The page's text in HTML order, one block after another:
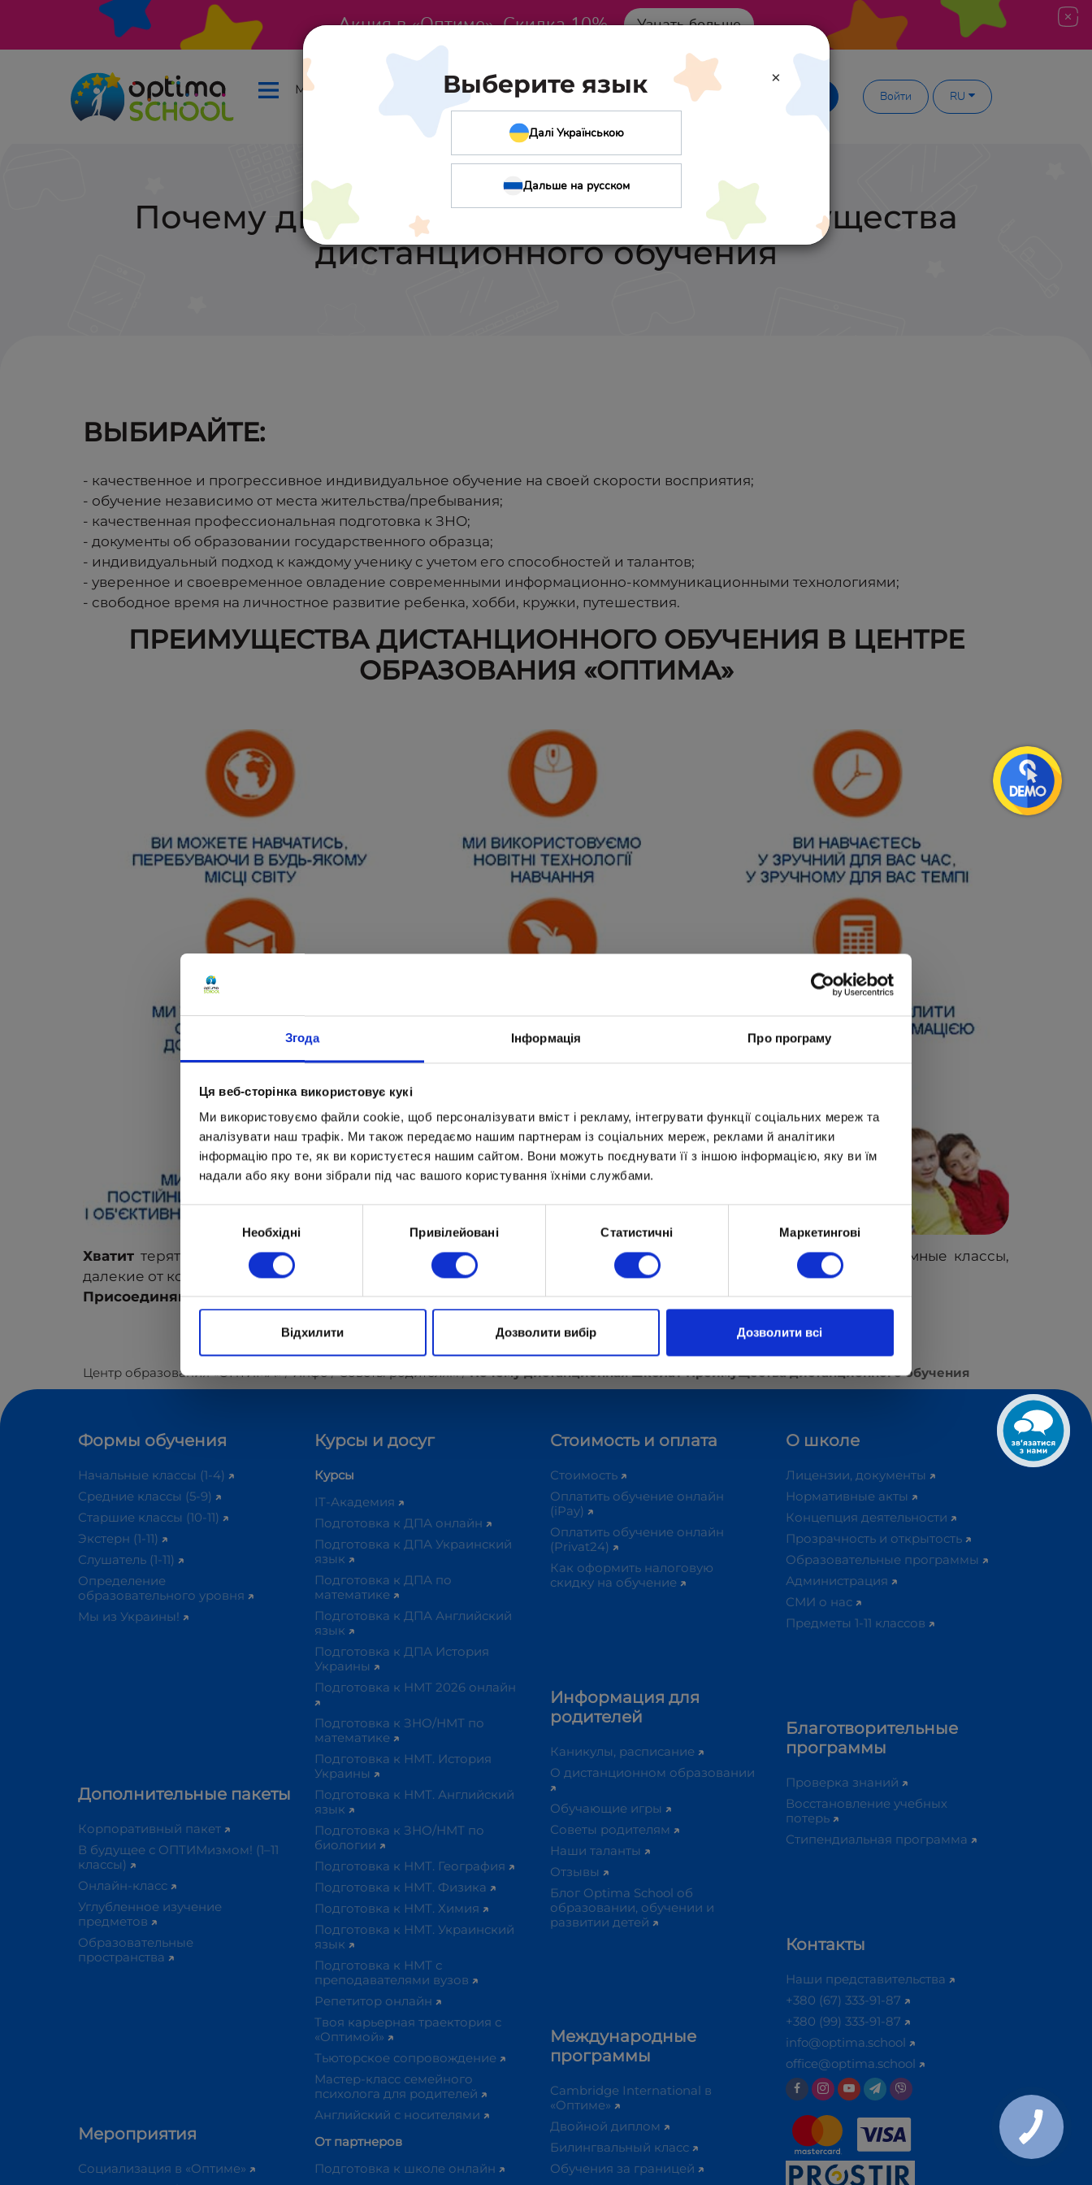
Згода Інформація Про програму
Ця веб-сторінка використовує кукі
Ми використовуємо файли cookie, щоб персоналізувати вміст і рекламу, інтегрувати функції соціальних мереж та
аналізувати наш трафік. Ми також передаємо нашим партнерам із соціальних мереж, реклами й аналітики
інформацію про те, як ви користуєтеся нашим сайтом. Вони можуть поєднувати її з іншою інформацією, яку ви їм
надали або яку вони зібрали під час вашого користування їхніми службами.
Вибір
Необхідні Привілейовані Статистичні Маркетингові
Відхилити Дозволити вибір Дозволити всі
Акция в «Оптиме». Скидка 10% Узнать больше
Меню Демодоступ Войти RU
Почему дистанционная школа? Преимущества
дистанционного обучения
ВЫБИРАЙТЕ:
- качественное и прогрессивное индивидуальное обучение на своей скорости восприятия;
- обучение независимо от места жительства/пребывания;
- качественная профессиональная подготовка к ЗНО;
- документы об образовании государственного образца;
- индивидуальный подход к каждому ученику с учетом его способностей и талантов;
- уверенное и своевременное овладение современными информационно-коммуникационными технологиями;
- свободное время на личностное развитие ребенка, хобби, кружки, путешествия.
ПРЕИМУЩЕСТВА ДИСТАНЦИОННОГО ОБУЧЕНИЯ В ЦЕНТРЕ
ОБРАЗОВАНИЯ «ОПТИМА»
Хватит терять время на неудобную дорогу в школу, загруженные учебниками портфели, переполненные шумные классы,
далекие от комфорта кабинеты, школьные поборы и принудительную социализацию!
Присоединяйтесь к дистанционному обучению прямо сейчас!
Центр образования «ОПТИМА» Инфо Советы родителям Почему дистанционная школа? Преимущества дистанционного обучения
Формы обучения
Начальные классы (1-4)
Средние классы (5-9)
Старшие классы (10-11)
Экстерн (1-11)
Слушатель (1-11)
Определение
образовательного уровня
Мы из Украины!
Дополнительные пакеты
Корпоративный пакет
В будущее с ОПТИМизмом! (1–11
классы)
Онлайн-класс
Углубленное изучение
предметов
Образовательные
пространства​
Мероприятия
Социализация в «Оптиме»
Курсы и досуг
Курсы
IT-Академия
Подготовка к ДПА онлайн
Подготовка к ДПА Украинский
язык
Подготовка к ДПА по
математике
Подготовка к ДПА Английский
язык
Подготовка к ДПА История
Украины
Подготовка к НМТ 2026 онлайн
Подготовка к ЗНО/НМТ по
математике
Подготовка к НМТ. История
Украины
Подготовка к НМТ. Английский
язык
Подготовка к ЗНО/НМТ по
биологии
Подготовка к НМТ. География
Подготовка к НМТ. Физика
Подготовка к НМТ. Химия
Подготовка к НМТ. Украинский
язык
Подготовка к НМТ с
преподавателями вузов
Репетитор онлайн
Твоя карьерная траектория с
«Оптимой»
Тьюторское сопровождение
Мастер-класс семейного
психолога для родителей
Английский с носителями
От партнеров
Подготовка к школе онлайн
Стоимость и оплата
Стоимость
Оплатить обучение онлайн
(iPay)
Оплатить обучение онлайн
(Privat24)
Как оформить налоговую
скидку на обучение
Информация для
родителей
Каникулы, расписание
О дистанционном образовании
Обучающие игры
Советы родителям
Наши таланты
Отзывы
Блог Optima School об
образовании, обучении и
развитии детей
Международные
программы
Cambridge International в
«Оптиме»
Двойной диплом
Билингвальный класс
Обучения за границей
О школе
Лицензии, документы
Нормативные акты
Концепция деятельности
Прозрачность и открытость
Образовательные программы
Администрация
СМИ о нас
Предметы 1-11 классов
Благотворительные
программы
Проверка знаний
Восстановление учебных
потерь
Стипендиальная программа
Контакты
Наши представительства
+380 (67) 333-91-87
+380 (99) 333-91-87
info@optima.school
office@optima.school
×
Выберите язык
Далі Українською
Дальше на русском